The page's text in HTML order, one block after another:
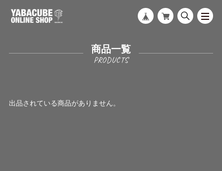
商品一覧
出品されている商品がありません。